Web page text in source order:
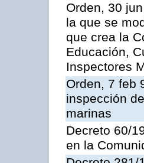
Orden, 30
la que se
que crea la
Educación,
Inspectores
Orden, 7 feb
inspección
marinas
Decreto 60/
en la